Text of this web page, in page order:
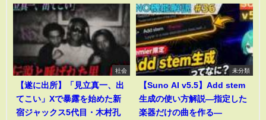
社会
【遂に出所】「見立真一、出
てこい」Xで暴露を始めた新
宿ジャックス5代目・木村孔
未分類
【Suno AI v5.5】Add stem
生成の使い方解説―指定した
楽器だけの曲を作る―